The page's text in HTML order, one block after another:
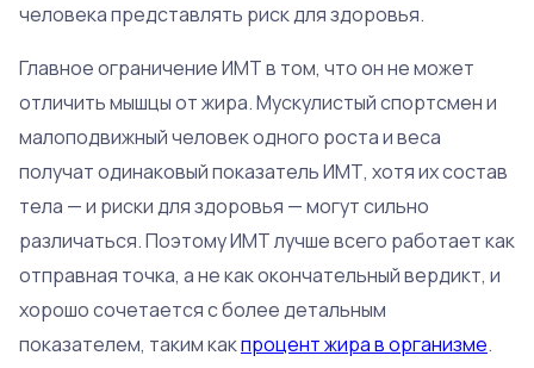
человека представлять риск для здоровья.
Главное ограничение ИМТ в том, что он не может
отличить мышцы от жира. Мускулистый спортсмен и
малоподвижный человек одного роста и веса
получат одинаковый показатель ИМТ, хотя их состав
тела — и риски для здоровья — могут сильно
различаться. Поэтому ИМТ лучше всего работает как
отправная точка, а не как окончательный вердикт, и
хорошо сочетается с более детальным
показателем, таким какпроцент жира в организме.